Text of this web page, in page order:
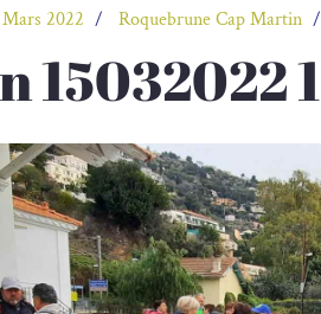
Mars 2022 Roquebrune Cap Martin
15032022 1